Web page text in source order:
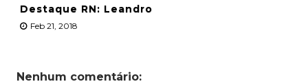
Destaque RN: Leandro
Feb 21, 2018
Nenhum comentário: